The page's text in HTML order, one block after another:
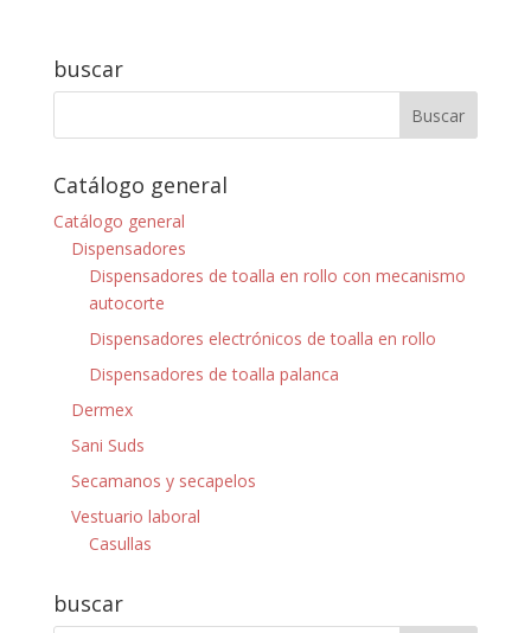
buscar
Catálogo general
Catálogo general
Dispensadores
Dispensadores de toalla en rollo con mecanismo
autocorte
Dispensadores electrónicos de toalla en rollo
Dispensadores de toalla palanca
Dermex
Sani Suds
Secamanos y secapelos
Vestuario laboral
Casullas
buscar